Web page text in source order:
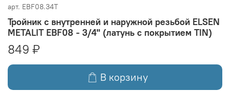
арт. EBF08.34T
Тройник с внутренней и наружной резьбой ELSEN
METALIT EBF08 - 3/4" (латунь с покрытием TIN)
849 ₽
В корзину